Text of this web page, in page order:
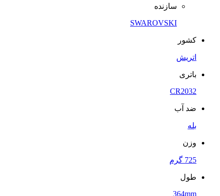
سازنده
SWAROVSKI
کشور
اتریش
باتری
CR2032
ضد آب
بله
وزن
725 گرم
طول
364mm